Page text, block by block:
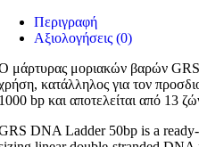
Περιγραφή
Αξιολογήσεις (0)
μάρτυρας μοριακών βαρών GRS
κατάλληλος για τον
bp και αποτελείται από 13
DNA Ladder 50bp is a